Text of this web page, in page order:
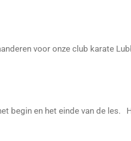
voor onze club karate
begin en het einde van de les.